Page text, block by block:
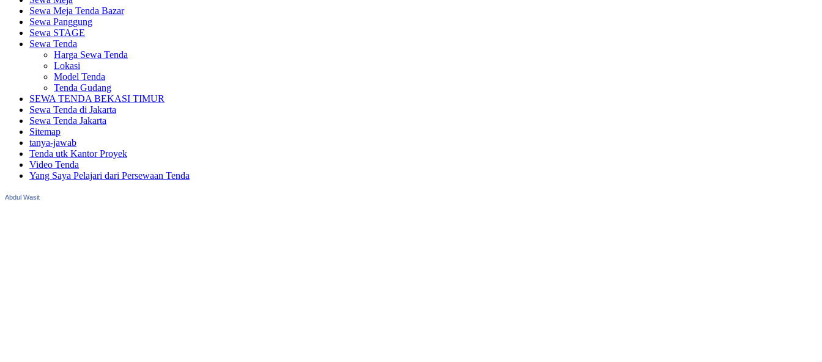
Sewa Meja Tenda Bazar
Sewa Panggung
Sewa STAGE
Sewa Tenda
Harga Sewa Tenda
Lokasi
Model Tenda
Tenda Gudang
SEWA TENDA BEKASI TIMUR
Sewa Tenda di Jakarta
Sewa Tenda Jakarta
Sitemap
tanya-jawab
Tenda utk Kantor Proyek
Video Tenda
Yang Saya Pelajari dari Persewaan Tenda
Abdul Wasit